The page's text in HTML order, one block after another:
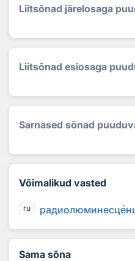
Liitsõnad järelosaga
Liitsõnad esiosaga
Sarnased sõnad
Võimalikud vasted
ru радиолюминесце
Sama sõna